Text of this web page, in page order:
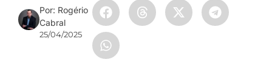
Por: Rogério
Cabral
25/04/2025